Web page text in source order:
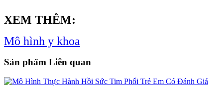
XEM THÊM:
Mô hình y khoa
Sản phẩm Liên quan